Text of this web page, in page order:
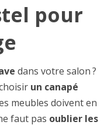
pour
dans votre salon ?
un canapé
meubles doivent en
faut pas oublier les